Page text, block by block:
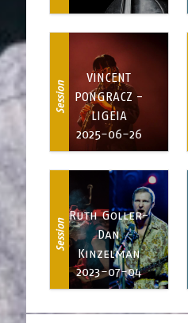
Session
VINCENT
PONGRACZ -
LIGEIA
2025-06-26
Session
Ruth Goller-
Dan
Kinzelman
2023-07-04